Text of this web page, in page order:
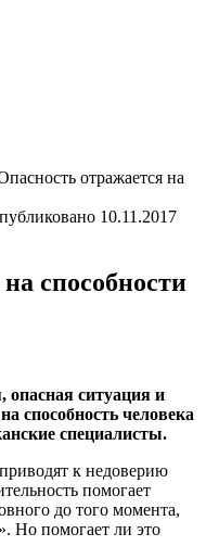
отражается на
10.11.2017
способности
опасная ситуация и
способность человека
специалисты.
к недоверию
помогает
до того момента,
Но помогает ли это